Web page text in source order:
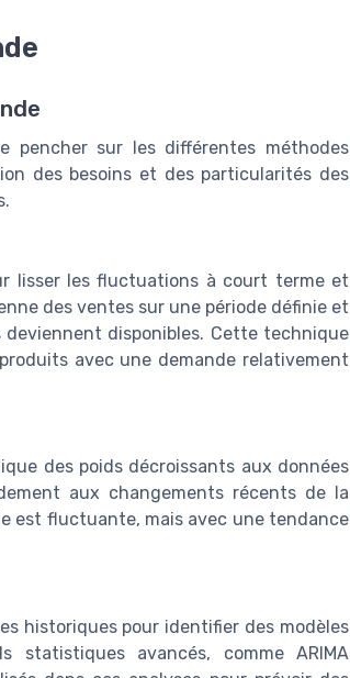
pencher sur les différentes méthodes
des besoins et des particularités des
lisser les fluctuations à court terme et
des ventes sur une période définie et
disponibles. Cette technique
avec une demande relativement
des poids décroissants aux données
aux changements récents de la
est fluctuante, mais avec une tendance
historiques pour identifier des modèles
avancés, comme ARIMA